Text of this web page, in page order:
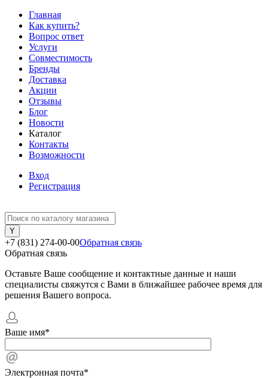
Главная
Как купить?
Вопрос ответ
Услуги
Совместимость
Бренды
Доставка
Акции
Отзывы
Блог
Новости
Каталог
Контакты
Возможности
Вход
Регистрация
+7 (831) 274-00-00Обратная связь
Обратная связь
Оставьте Ваше сообщение и контактные данные и наши
специалисты свяжутся с Вами в ближайшее рабочее время для
решения Вашего вопроса.
Ваше имя*
Электронная почта*